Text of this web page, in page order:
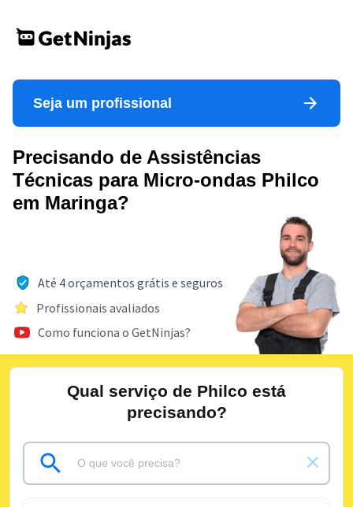
Seja um profissional
Precisando de Assistências
Técnicas para Micro-ondas Philco
em Maringa?
Até 4 orçamentos grátis e seguros
Profissionais avaliados
Como funciona o GetNinjas?
Qual serviço de Philco está
precisando?